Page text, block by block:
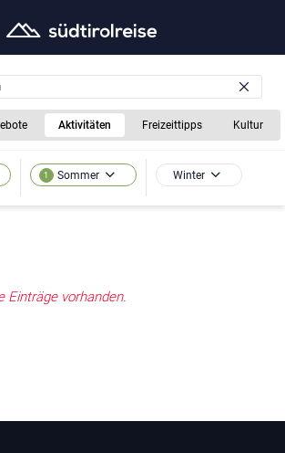
Aktivitäten Freizeittipps Kultur
1 Sommer Winter
Einträge vorhanden.